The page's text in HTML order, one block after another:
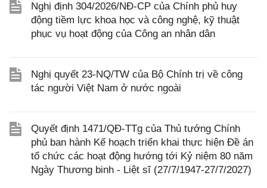
Nghị định 304/2026/NĐ-CP của Chính phủ huy
động tiềm lực khoa học và công nghệ, kỹ thuật
phục vụ hoạt động của Công an nhân dân
Nghị quyết 23-NQ/TW của Bộ Chính trị về công
tác người Việt Nam ở nước ngoài
Quyết định 1471/QĐ-TTg của Thủ tướng Chính
phủ ban hành Kế hoạch triển khai thực hiện Đề án
tổ chức các hoạt động hướng tới Kỷ niệm 80 năm
Ngày Thương binh - Liệt sĩ (27/7/1947-27/7/2027)